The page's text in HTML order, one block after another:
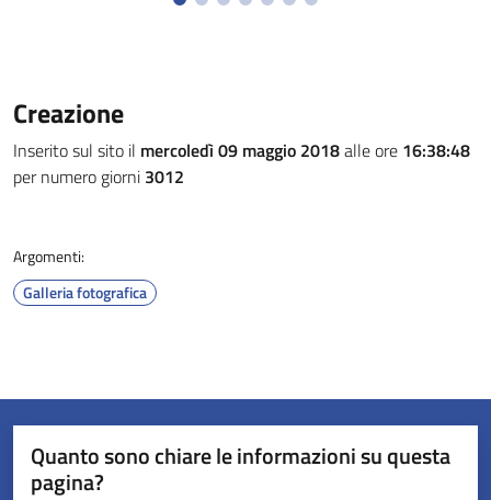
Creazione
Inserito sul sito il mercoledì 09 maggio 2018alle ore 16:38:48
per numero giorni 3012
Argomenti:
Galleria fotografica
Quanto sono chiare le informazioni su questa
pagina?